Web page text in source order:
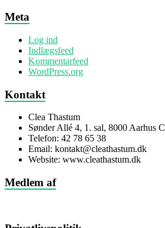
Meta
Log ind
Indlægsfeed
Kommentarfeed
WordPress.org
Kontakt
Clea Thastum
Sønder Allé 4, 1. sal, 8000 Aarhus C
Telefon: 42 78 65 38
Email: kontakt@cleathastum.dk
Website: www.cleathastum.dk
Medlem af